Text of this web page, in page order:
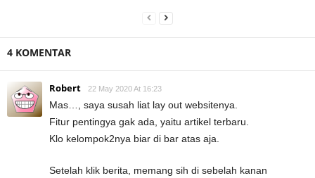
4 KOMENTAR
Robert 22 May 2020 At 16:23
Mas…, saya susah liat lay out websitenya.
Fitur pentingya gak ada, yaitu artikel terbaru.
Klo kelompok2nya biar di bar atas aja.
Setelah klik berita, memang sih di sebelah kanan